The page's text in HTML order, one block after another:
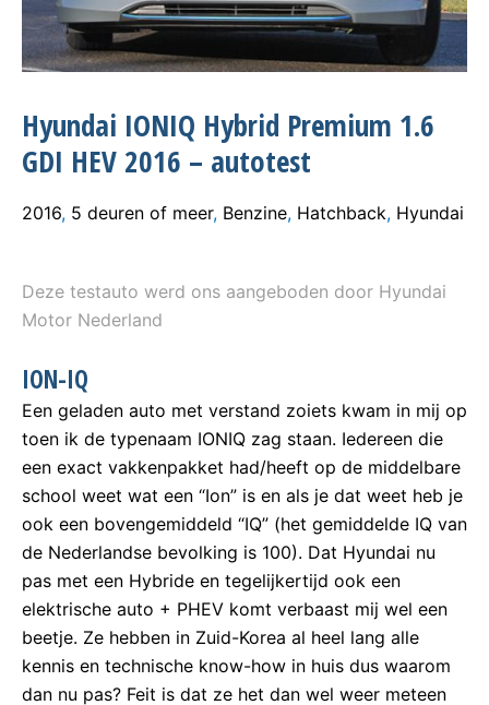
Hyundai IONIQ Hybrid Premium 1.6
GDI HEV 2016 – autotest
2016, 5 deuren of meer, Benzine, Hatchback, Hyundai
Deze testauto werd ons aangeboden door Hyundai
Motor Nederland
ION-IQ
Een geladen auto met verstand zoiets kwam in mij op
toen ik de typenaam IONIQ zag staan. Iedereen die
een exact vakkenpakket had/heeft op de middelbare
school weet wat een “Ion” is en als je dat weet heb je
ook een bovengemiddeld “IQ” (het gemiddelde IQ van
de Nederlandse bevolking is 100). Dat Hyundai nu
pas met een Hybride en tegelijkertijd ook een
elektrische auto + PHEV komt verbaast mij wel een
beetje. Ze hebben in Zuid-Korea al heel lang alle
kennis en technische know-how in huis dus waarom
dan nu pas? Feit is dat ze het dan wel weer meteen